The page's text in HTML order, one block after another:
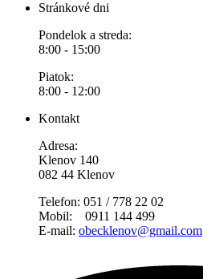
Stránkové dni
Pondelok a streda:
8:00 - 15:00
Piatok:
8:00 - 12:00
Kontakt
Adresa:
Klenov 140
082 44 Klenov
Telefon: 051 / 778 22 02
Mobil: 0911 144 499
E-mail: obecklenov@gmail.com